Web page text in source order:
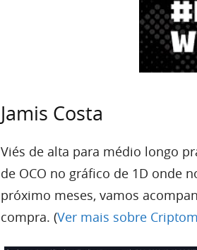
Jamis Costa
Viés de alta para médio longo
de OCO no gráfico de 1D onde
próximo meses, vamos
compra. (Ver mais sobre